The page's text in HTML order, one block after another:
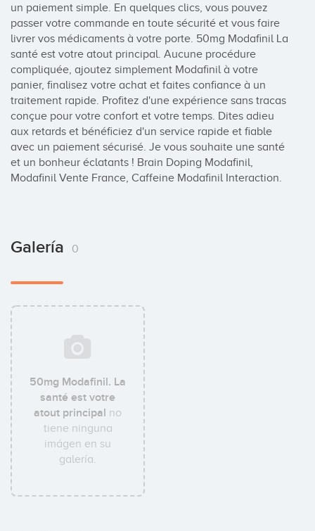
un paiement simple. En quelques clics, vous pouvez
passer votre commande en toute sécurité et vous faire
livrer vos médicaments à votre porte. 50mg Modafinil La
santé est votre atout principal. Aucune procédure
compliquée, ajoutez simplement Modafinil à votre
panier, finalisez votre achat et faites confiance à un
traitement rapide. Profitez d'une expérience sans tracas
conçue pour votre confort et votre temps. Dites adieu
aux retards et bénéficiez d'un service rapide et fiable
avec un paiement sécurisé. Je vous souhaite une santé
et un bonheur éclatants ! Brain Doping Modafinil,
Modafinil Vente France, Caffeine Modafinil Interaction.
Galería 0
50mg Modafinil. La
santé est votre
atout principal no
tiene ninguna
imágen en su
galería.